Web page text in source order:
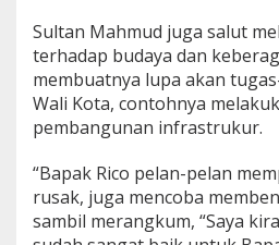
Sultan Mahmud juga salut
terhadap budaya dan
membuatnya lupa akan
Wali Kota, contohnya
pembangunan infrastrukur.
“Bapak Rico pelan-pelan
rusak, juga mencoba
sambil merangkum, “Saya